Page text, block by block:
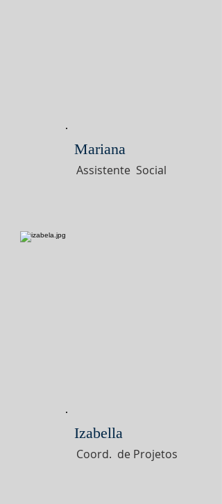
Mariana
Assistente Social
Izabella
Coord. de Projetos